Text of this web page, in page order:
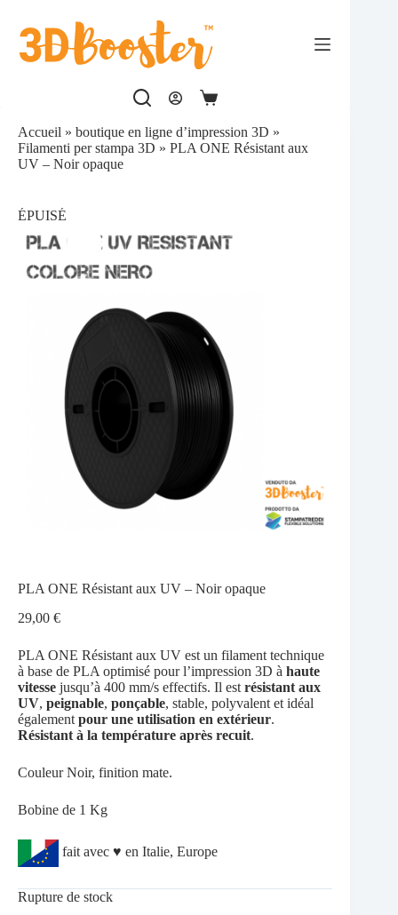
contenu
Panier
Accueil » boutique en ligne d’impression 3D »
Filamenti per stampa 3D » PLA ONE Résistant aux
UV – Noir opaque
ÉPUISÉ
PLA ONE Résistant aux UV – Noir opaque
29,00 €
PLA ONE Résistant aux UV est un filament technique
à base de PLA optimisé pour l’impression 3D à haute
vitesse jusqu’à 400 mm/s effectifs. Il est résistant aux
UV, peignable, ponçable, stable, polyvalent et idéal
également pour une utilisation en extérieur.
Résistant à la température après recuit.
Couleur Noir, finition mate.
Bobine de 1 Kg
fait avec ♥ en Italie, Europe
Rupture de stock